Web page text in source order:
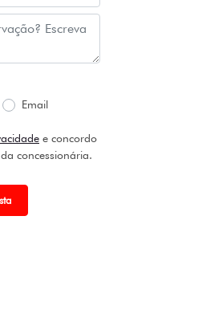
Email
e concordo
concessionária.